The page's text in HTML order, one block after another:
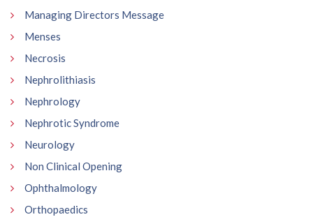
Managing Directors Message
Menses
Necrosis
Nephrolithiasis
Nephrology
Nephrotic Syndrome
Neurology
Non Clinical Opening
Ophthalmology
Orthopaedics